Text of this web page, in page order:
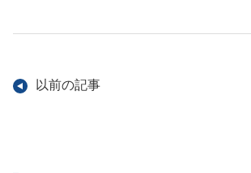
以前の記事